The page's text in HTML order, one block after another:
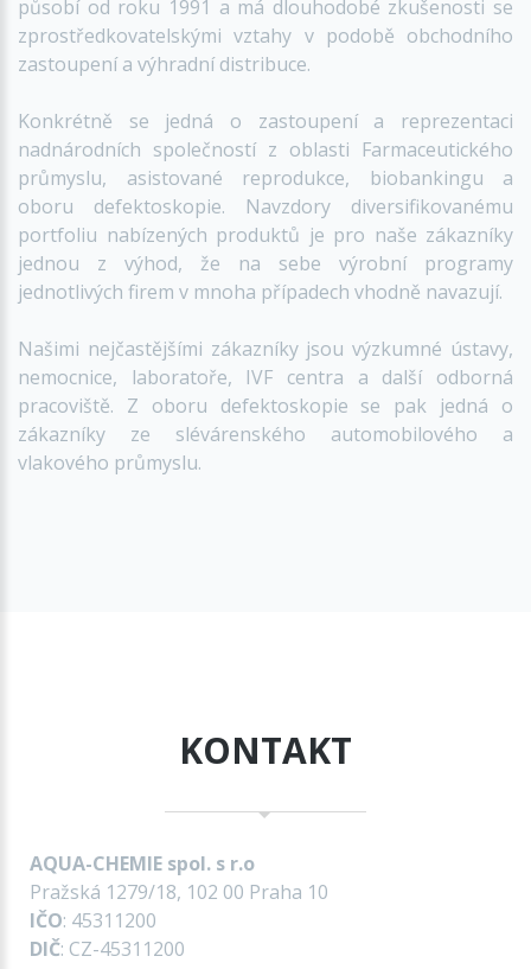
působí od roku 1991 a má dlouhodobé zkušenosti se
zprostředkovatelskými vztahy v podobě obchodního
zastoupení a výhradní distribuce.
Konkrétně se jedná o zastoupení a reprezentaci
nadnárodních společností z oblasti Farmaceutického
průmyslu, asistované reprodukce, biobankingu a
oboru defektoskopie. Navzdory diversifikovanému
portfoliu nabízených produktů je pro naše zákazníky
jednou z výhod, že na sebe výrobní programy
jednotlivých firem v mnoha případech vhodně navazují.
Našimi nejčastějšími zákazníky jsou výzkumné ústavy,
nemocnice, laboratoře, IVF centra a další odborná
pracoviště. Z oboru defektoskopie se pak jedná o
zákazníky ze slévárenského automobilového a
vlakového průmyslu.
KONTAKT
AQUA-CHEMIE spol. s r.o
Pražská 1279/18, 102 00 Praha 10
IČO: 45311200
DIČ: CZ-45311200